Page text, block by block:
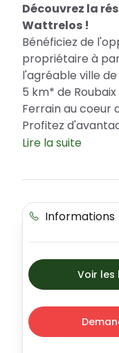
Découvrez la
Wattrelos !
Bénéficiez de
propriétaire à
l'agréable ville
5 km* de
Ferrain au coeur
Profitez
le prêt à taux
heureux
proposant une
allant du 2 au 4
Wattrelos
Située aux
Wattrelos offre
sécurisé,
nombreux
Lire la suite
Informations
Voir les